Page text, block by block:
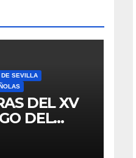
DE SEVILLA
DEL XV
DEL
(A)